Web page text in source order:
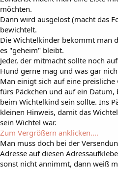
möchten.
Dann wird ausgelost (macht das
bewichtelt.
Die Wichtelkinder bekommt man
es "geheim" bleibt.
Jeder, der mitmacht sollte noch
Hund gerne mag und was gar
Man einigt sich auf eine
fürs Päckchen und auf ein Datum,
beim Wichtelkind sein sollte. Ins
kleinen Hinweis, damit das
sein Wichtel war.
Zum Vergrößern anklicken....
Man muss doch bei der
Adresse auf diesen
sonst nicht annimmt, dann weiß